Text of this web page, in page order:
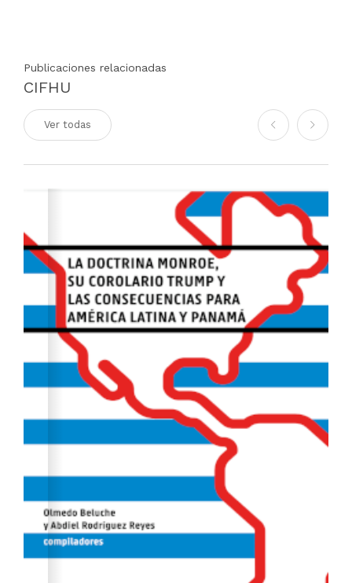
Publicaciones relacionadas
CIFHU
Ver todas